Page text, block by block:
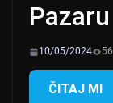
Pazaru
10/05/2024
ČITAJ MI